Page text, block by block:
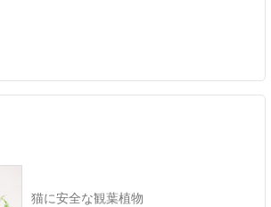
猫に安全な観葉植物